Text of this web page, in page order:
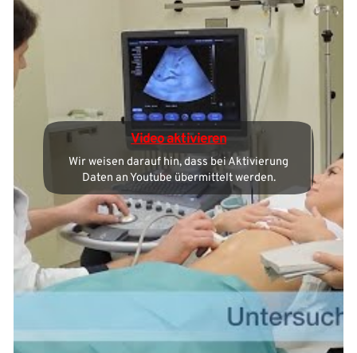
Video aktivieren
Wir weisen darauf hin, dass bei Aktivierung
Daten an Youtube übermittelt werden.